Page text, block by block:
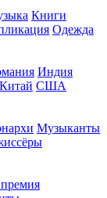
Книги
Одежда
Индия
Китай США
Музыканты